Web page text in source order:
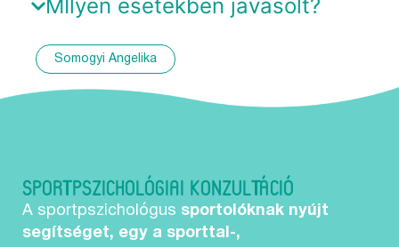
MIlyen esetekben javasolt?
Somogyi Angelika
SPORTPSZICHOLÓGIAI KONZULTÁCIÓ
A sportpszichológus sportolóknak nyújt
segítséget, egy a sporttal-,